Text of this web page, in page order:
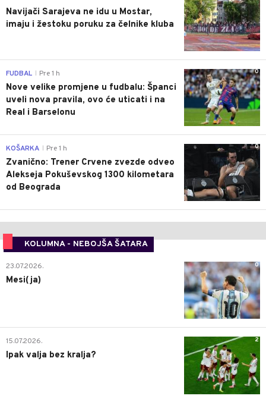
Navijači Sarajeva ne idu u Mostar,
imaju i žestoku poruku za čelnike kluba
0
FUDBAL Pre 1 h
Nove velike promjene u fudbalu: Španci
uveli nova pravila, ovo će uticati i na
Real i Barselonu
0
KOŠARKA Pre 1 h
Zvanično: Trener Crvene zvezde odveo
Alekseja Pokuševskog 1300 kilometara
od Beograda
KOLUMNA - NEBOJŠA ŠATARA
0
23.07.2026.
Mesi(ja)
2
15.07.2026.
Ipak valja bez kralja?